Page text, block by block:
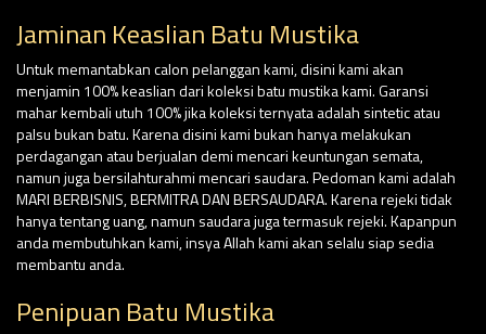
Jaminan Keaslian Batu Mustika
Untuk memantabkan calon pelanggan kami, disini kami akan
menjamin 100% keaslian dari koleksi batu mustika kami. Garansi
mahar kembali utuh 100% jika koleksi ternyata adalah sintetic atau
palsu bukan batu. Karena disini kami bukan hanya melakukan
perdagangan atau berjualan demi mencari keuntungan semata,
namun juga bersilahturahmi mencari saudara. Pedoman kami adalah
MARI BERBISNIS, BERMITRA DAN BERSAUDARA. Karena rejeki tidak
hanya tentang uang, namun saudara juga termasuk rejeki. Kapanpun
anda membutuhkan kami, insya Allah kami akan selalu siap sedia
membantu anda.
Penipuan Batu Mustika